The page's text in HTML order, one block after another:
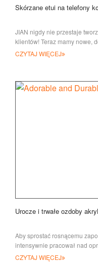
Skórzane etui na telefony
JIAN nigdy nie przestaje
klientów! Teraz mamy nowe,
komórkowy z logo 3D t
CZYTAJ WIĘCEJ
Urocze i trwałe ozdoby
Aby sprostać rosnącemu
intensywnie pracował nad
przedmiotów, takich jak
CZYTAJ WIĘCEJ